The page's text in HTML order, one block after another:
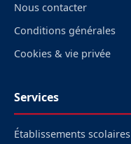
Nous contacter
Conditions générales
Cookies & vie privée
Services
Établissements scolaires